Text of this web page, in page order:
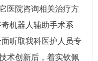
院咨询相关治疗方
机器人辅助手术系
听取我科医护人员专
术创新后，着实钦佩